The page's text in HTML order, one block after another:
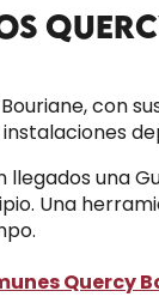
con
llegados una
Una
Quercy